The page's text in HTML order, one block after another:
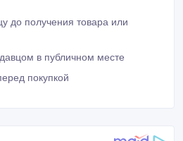
до получения товара или
в публичном месте
покупкой